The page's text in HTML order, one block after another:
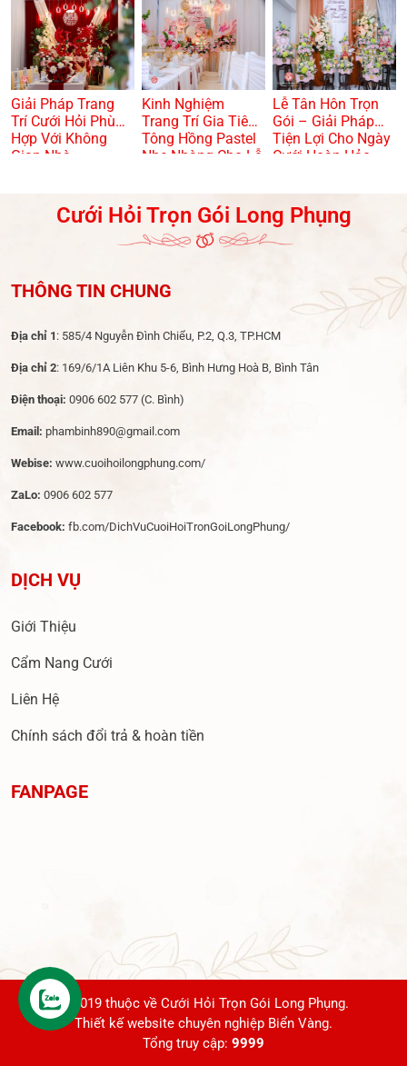
TRỌNG? 🏠🌸
Giải Pháp Trang
Trí Cưới Hỏi Phù
Hợp Với Không
Gian Nhà
Kinh Nghiệm
Trang Trí Gia Tiên
Tông Hồng Pastel
Nhẹ Nhàng Cho Lễ
Lễ Tân Hôn Trọn
Gói – Giải Pháp
Tiện Lợi Cho Ngày
Cưới Hoàn Hảo
Cưới Hỏi Trọn Gói Long Phụng
THÔNG TIN CHUNG
Địa chỉ 1 : 585/4 Nguyễn Đình Chiểu, P.2, Q.3, TP.HCM
Địa chỉ 2: 169/6/1A Liên Khu 5-6, Bình Hưng Hoà B, Bình Tân
Điện thoại: 0906 602 577 (C. Bình)
Email: phambinh890@gmail.com
Webise: www.cuoihoilongphung.com/
ZaLo: 0906 602 577
Facebook: fb.com/DichVuCuoiHoiTronGoiLongPhung/
DỊCH VỤ
Giới Thiệu
Cẩm Nang Cưới
Liên Hệ
Chính sách đổi trả & hoàn tiền
FANPAGE
© 2019 thuộc về Cưới Hỏi Trọn Gói Long Phụng.
Thiết kế website chuyên nghiệp Biển Vàng.
Tổng truy cập: 9999
Liên hệ